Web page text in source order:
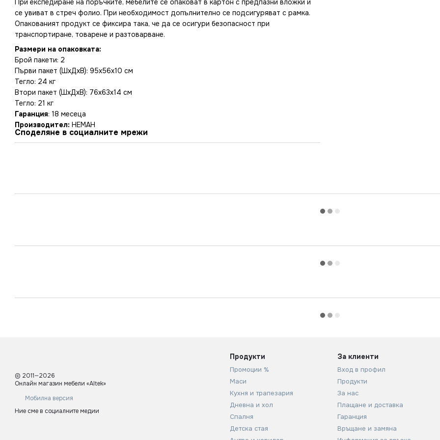
При експедиране на поръчките, мебелите се опаковат в картон с предпазни вложки и
се увиват в стреч фолио. При необходимост допълнително се подсигуряват с рамка.
Опакованият продукт се фиксира така, че да се осигури безопасност при
транспортиране, товарене и разтоварване.
Размери на опаковката:
Брой пакети: 2
Първи пакет (ШxДxВ): 95x56x10 см
Тегло: 24 кг
Втори пакет (ШxДxВ): 76x63x14 см
Тегло: 21 кг
Гаранция: 18 месеца
Производител: НЕМАН
Споделяне в социалните мрежи
© 2011—2026
Онлайн магазин мебели «Altek»
Мобилна версия
Ние сме в социалните медии
Продукти
Промоции %
Маси
Кухня и трапезария
Дневна и хол
Спалня
Детска стая
За клиенти
Вход в профил
Продукти
За нас
Плащане и доставка
Гаранция
Връщане и замяна